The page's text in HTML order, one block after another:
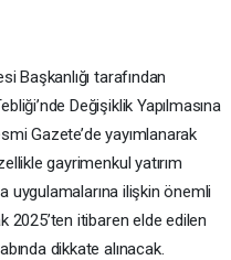
Başkanlığı tarafından
Değişiklik Yapılmasına
Gazete’de yayımlanarak
gayrimenkul yatırım
uygulamalarına ilişkin önemli
2025’ten itibaren elde edilen
dikkate alınacak.